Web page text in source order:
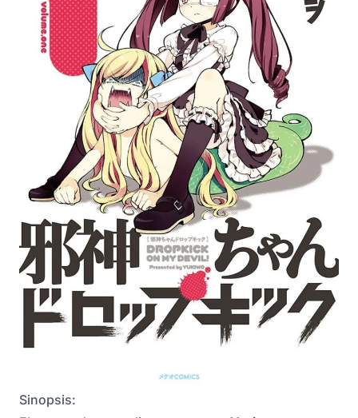
Sinopsis: